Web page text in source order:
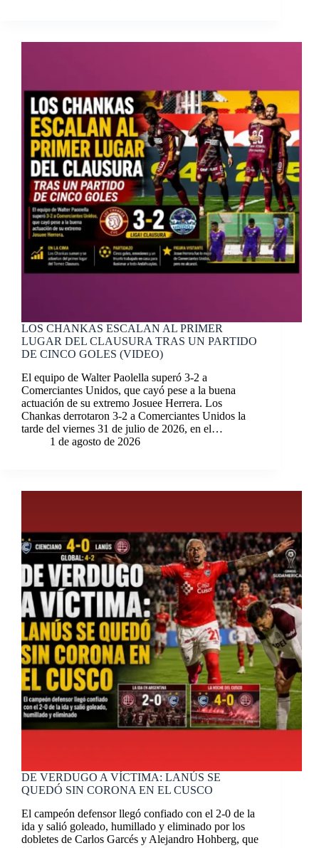
LOS CHANKAS ESCALAN AL PRIMER
LUGAR DEL CLAUSURA TRAS UN PARTIDO
DE CINCO GOLES (VIDEO)
El equipo de Walter Paolella superó 3-2 a
Comerciantes Unidos, que cayó pese a la buena
actuación de su extremo Josuee Herrera. Los
Chankas derrotaron 3-2 a Comerciantes Unidos la
tarde del viernes 31 de julio de 2026, en el…
1 de agosto de 2026
DE VERDUGO A VÍCTIMA: LANÚS SE
QUEDÓ SIN CORONA EN EL CUSCO
El campeón defensor llegó confiado con el 2-0 de la
ida y salió goleado, humillado y eliminado por los
dobletes de Carlos Garcés y Alejandro Hohberg, que